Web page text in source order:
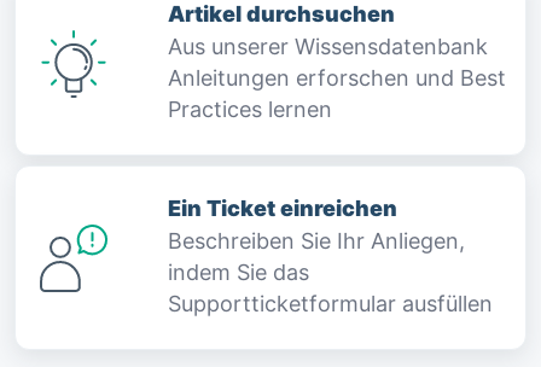
Artikel durchsuchen
Aus unserer Wissensdatenbank
Anleitungen erforschen und Best
Practices lernen
Ein Ticket einreichen
Beschreiben Sie Ihr Anliegen,
indem Sie das
Supportticketformular ausfüllen